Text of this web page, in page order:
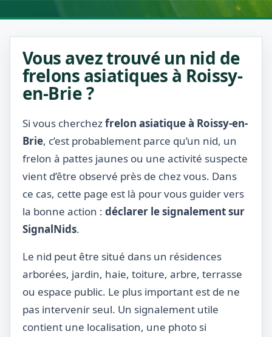
Vous avez trouvé un nid de
frelons asiatiques à Roissy-
en-Brie ?
Si vous cherchezfrelon asiatique à Roissy-en-
Brie, c’est probablement parce qu’un nid, un
frelon à pattes jaunes ou une activité suspecte
vient d’être observé près de chez vous. Dans
ce cas, cette page est là pour vous guider vers
la bonne action : déclarer le signalement sur
SignalNids.
Le nid peut être situé dans un résidences
arborées, jardin, haie, toiture, arbre, terrasse
ou espace public. Le plus important est de ne
pas intervenir seul. Un signalement utile
contient une localisation, une photo si